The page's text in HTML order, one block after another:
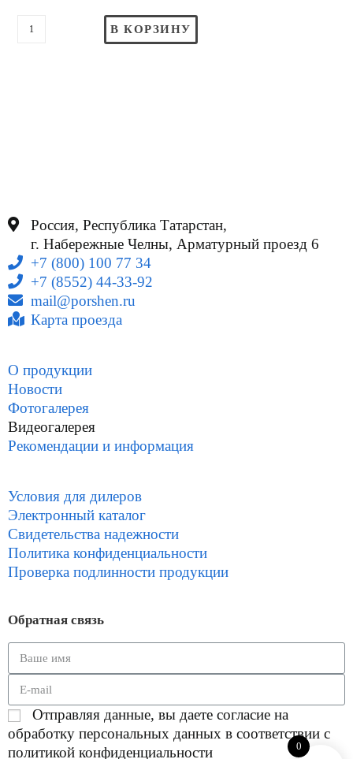
В КОРЗИНУ
Россия, Республика Татарстан,
г. Набережные Челны, Арматурный проезд 6
+7 (800) 100 77 34
+7 (8552) 44-33-92
mail@porshen.ru
Карта проезда
О продукции
Новости
Фотогалерея
Видеогалерея
Рекомендации и информация
Условия для дилеров
Электронный каталог
Свидетельства надежности
Политика конфиденциальности
Проверка подлинности продукции
Обратная связь
Отправляя данные, вы даете согласие на
обработку персональных данных в соответствии с
политикой конфиденциальности
0